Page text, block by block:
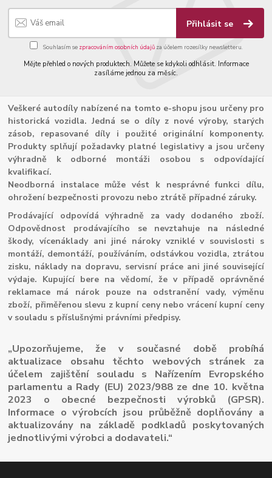
Přihlásit se
Souhlasím se zpracováním osobních údajůza účelem rozesílky newsletteru.
Mějte přehled o nových produktech. Můžete se kdykoli odhlásit. Informace
zasíláme jednou za měsíc.
Veškeré autodíly nabízené na tomto e-shopu jsou určeny pro
historická vozidla. Jedná se o díly z nové výroby, starých
zásob, repasované díly i použité originální komponenty.
Produkty splňují požadavky platné legislativy a jsou určeny
výhradně k odborné montáži osobou s odpovídající
kvalifikací.
Neodborná instalace může vést k nesprávné funkci dílu,
ohrožení bezpečnosti provozu nebo ztrátě případné záruky.
Prodávající odpovídá výhradně za vady dodaného zboží.
Odpovědnost prodávajícího se nevztahuje na následné
škody, vícenáklady ani jiné nároky vzniklé v souvislosti s
montáží, demontáží, používáním, odstávkou vozidla, ztrátou
zisku, náklady na dopravu, servisní práce ani jiné související
výdaje. Kupující bere na vědomí, že v případě oprávněné
reklamace má nárok pouze na odstranění vady, výměnu
zboží, přiměřenou slevu z kupní ceny nebo vrácení kupní ceny
v souladu s příslušnými právními předpisy.
„Upozorňujeme, že v současné době probíhá
aktualizace obsahu těchto webových stránek za
účelem zajištění souladu s Nařízením Evropského
parlamentu a Rady (EU) 2023/988 ze dne 10. května
2023 o obecné bezpečnosti výrobků (GPSR).
Informace o výrobcích jsou průběžně doplňovány a
aktualizovány na základě podkladů poskytovaných
jednotlivými výrobci a dodavateli.“